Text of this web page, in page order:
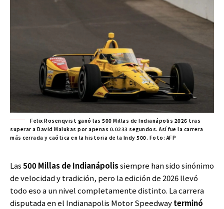
Felix Rosenqvist ganó las 500 Millas de Indianápolis 2026 tras
superar a David Malukas por apenas 0.0233 segundos. Así fue la carrera
más cerrada y caótica en la historia de la Indy 500. Foto: AFP
Las500 Millas de Indianápolissiempre han sido sinónimo
de velocidad y tradición, pero la edición de 2026 llevó
todo eso a un nivel completamente distinto. La carrera
disputada en el Indianapolis Motor Speedwayterminó